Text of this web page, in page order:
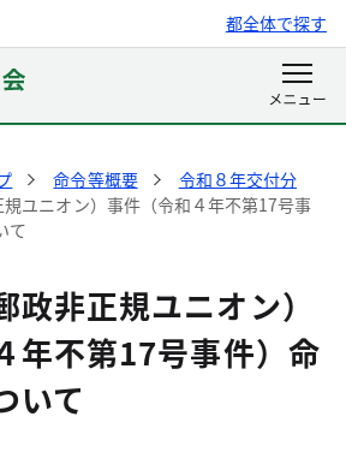
都全体で探す
命令等概要
令和８年交付分
ユニオン）事件（令和４年不第17号事
て
政非正規ユニオン）
年不第17号事件）命
いて